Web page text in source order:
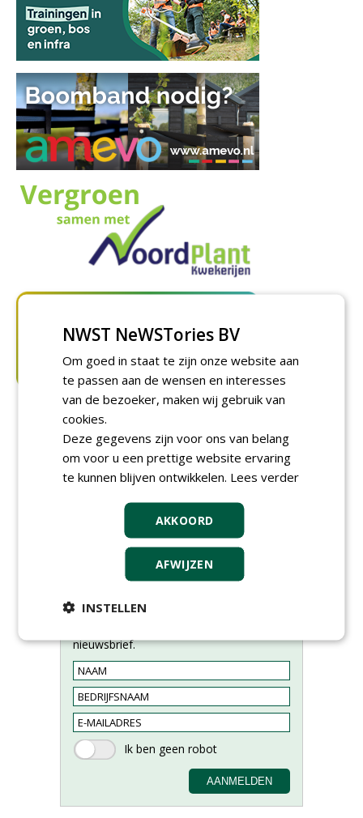
nieuwsbrief.
NWST NeWSTories BV
Om goed in staat te zijn onze website aan
te passen aan de wensen en interesses
van de bezoeker, maken wij gebruik van
cookies.
Deze gegevens zijn voor ons van belang
om voor u een prettige website ervaring
te kunnen blijven ontwikkelen. Lees verder
AKKOORD
AFWIJZEN
INSTELLEN